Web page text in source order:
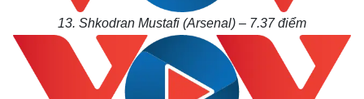
13. Shkodran Mustafi (Arsenal) – 7.37điểm